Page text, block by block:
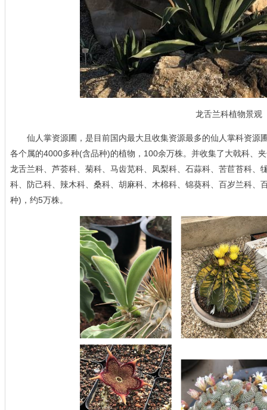
龙舌兰科植物景观
仙人掌资源圃，是目前国内最大且收集资源最多的仙人掌科资源
各个属的4000多种(含品种)的植物，100余万株。并收集了大戟科、
龙舌兰科、芦荟科、菊科、马齿苋科、凤梨科、石蒜科、苦苣苔科、
科、防己科、辣木科、桑科、胡麻科、木棉科、锦葵科、百岁兰科、
种)，约5万株。